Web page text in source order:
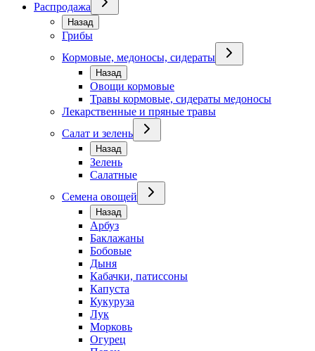
Распродажа
Назад
Грибы
Кормовые, медоносы, сидераты
Назад
Овощи кормовые
Травы кормовые, сидераты медоносы
Лекарственные и пряные травы
Салат и зелень
Назад
Зелень
Салатные
Семена овощей
Назад
Арбуз
Баклажаны
Бобовые
Дыня
Кабачки, патиссоны
Капуста
Кукуруза
Лук
Морковь
Огурец